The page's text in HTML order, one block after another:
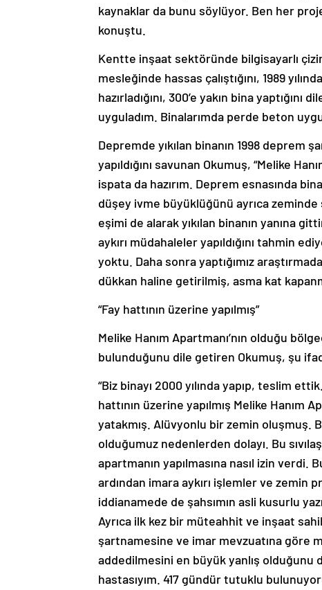
kaynaklar da bunu söylüyor. Ben her
konuştu.
Kentte inşaat sektöründe bilgisayarlı
mesleğinde hassas çalıştığını, 1989
hazırladığını, 300’e yakın bina
uyguladım. Binalarımda perde beton
Depremde yıkılan binanın 1998
yapıldığını savunan Okumuş, “Melike
ispata da hazırım. Deprem esnasında
düşey ivme büyüklüğünü ayrıca
eşimi de alarak yıkılan binanın yanına
aykırı müdahaleler yapıldığını tahmin
yoktu. Daha sonra yaptığımız
dükkan haline getirilmiş, asma kat
“Fay hattının üzerine yapılmış”
Melike Hanım Apartmanı’nın olduğu
bulunduğunu dile getiren Okumuş, şu
“Biz binayı 2000 yılında yapıp, teslim
hattının üzerine yapılmış Melike Hanım
yatakmış. Alüvyonlu bir zemin oluşmuş.
olduğumuz nedenlerden dolayı. Bu
apartmanın yapılmasına nasıl izin
ardından imara aykırı işlemler ve zemin
iddianamede de şahsımın asli kusurlu
Ayrıca ilk kez bir müteahhit ve inşaat
şartnamesine ve imar mevzuatına göre
addedilmesini en büyük yanlış
hastasıyım. 417 gündür tutuklu